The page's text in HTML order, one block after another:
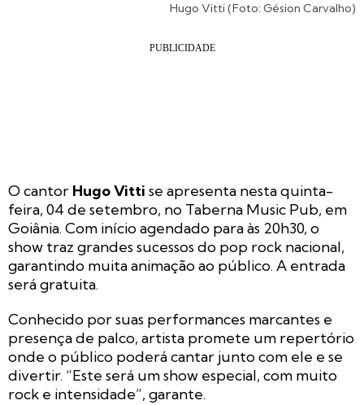
Hugo Vitti (Foto: Gésion Carvalho)
O cantor Hugo Vitti se apresenta nesta quinta-
feira, 04 de setembro, no Taberna Music Pub, em
Goiânia. Com início agendado para às 20h30, o
show traz grandes sucessos do pop rock nacional,
garantindo muita animação ao público. A entrada
será gratuita.
Conhecido por suas performances marcantes e
presença de palco, artista promete um repertório
onde o público poderá cantar junto com ele e se
divertir. “Este será um show especial, com muito
rock e intensidade”, garante.